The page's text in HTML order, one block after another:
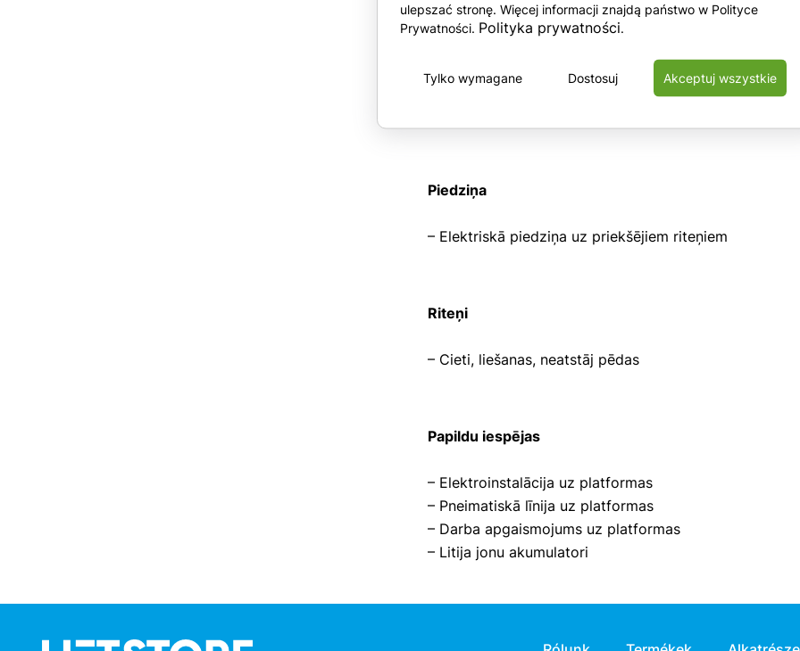
– Litija jonu akumulators / želejas akumulators 4x6V/
Piedziņa
– Elektriskā piedziņa uz priekšējiem riteņiem
Riteņi
– Cieti, liešanas, neatstāj pēdas
Papildu iespējas
– Elektroinstalācija uz platformas
– Pneimatiskā līnija uz platformas
– Darba apgaismojums uz platformas
– Litija jonu akumulatori
ulepszać stronę. Więcej informacji znajdą państwo w Polityce
Prywatności. Polityka prywatności.
Dostosuj
Tylko wymagane Akceptuj wszystkie